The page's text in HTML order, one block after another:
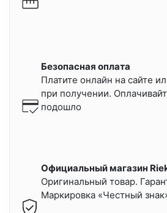
Безопасная оплата
Платите онлайн на сайте
при получении.
подошло
Официальный магазин
Оригинальный товар.
Маркировка «Честный